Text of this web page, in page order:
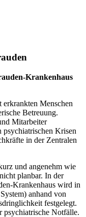
Krankenhaus
erkrankten Menschen
Betreuung.
Mitarbeiter
Krisen
in der Zentralen
und angenehm wie
planbar. In der
Krankenhaus wird in
anhand von
festgelegt.
psychiatrische Notfälle.